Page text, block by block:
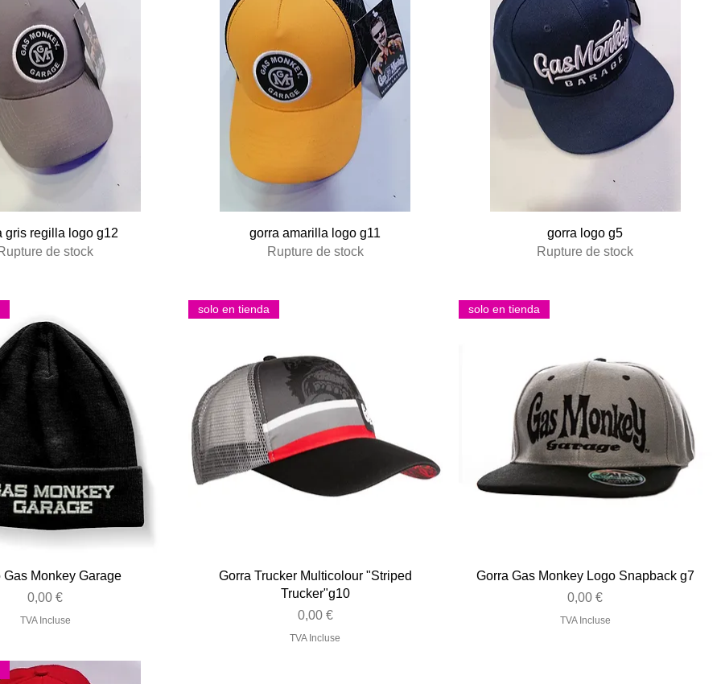
Aperçu rapide
gris regilla logo g12
de stock
Aperçu rapide
gorra amarilla logo g11
Rupture de stock
Aperçu rapide
gorra logo g5
Rupture de stock
Aperçu rapide
Gas Monkey Garage
Prix
0,00 €
TVA Incluse
Aperçu rapide
solo en tienda
Gorra Trucker Multicolour "Striped
Trucker"g10
Prix
0,00 €
TVA Incluse
Aperçu rapide
solo en tienda
Gorra Gas Monkey Logo Snapback g7
Prix
0,00 €
TVA Incluse